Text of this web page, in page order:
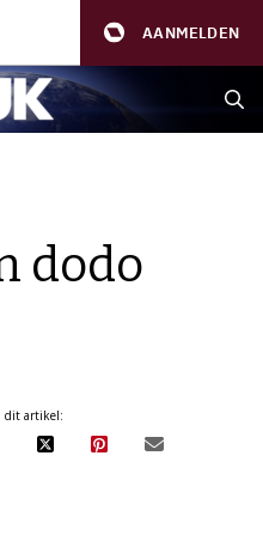
AANMELDEN
dodo
dit artikel: